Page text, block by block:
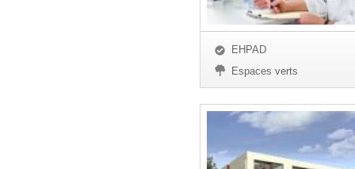
EHPAD
Espaces verts